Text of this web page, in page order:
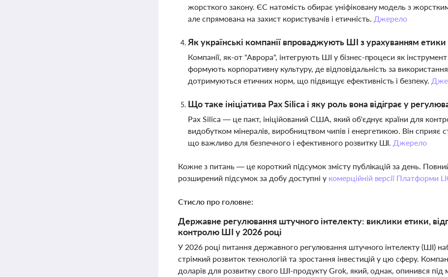
жорсткого закону. ЄС натомість обирає уніфіковану модель з
але спрямована на захист користувачів і етичність. Джерело
Як українські компанії впроваджують ШІ з урахуванням етики
Компанії, як-от "Аврора", інтегрують ШІ у бізнес-процеси як
формують корпоративну культуру, де відповідальність за
дотримуються етичних норм, що підвищує ефективність і безпеку.
Що таке ініціатива Pax Silica і яку роль вона відіграє у
Pax Silica — це пакт, ініційований США, який об'єднує країни для
видобутком мінералів, виробництвом чипів і енергетикою. Він сприяє
що важливо для безпечного і ефективного розвитку ШІ. Джерело
Кожне з питань — це короткий підсумок змісту публікацій за день.
розширений підсумок за добу доступні у комерційній версії Платформи
Стисло про головне:
Державне регулювання штучного інтелекту: виклики етики,
контролю ШІ у 2026 році
У 2026 році питання державного регулювання штучного інтелекту (ШІ)
стрімкий розвиток технологій та зростання інвестицій у цю сферу.
доларів для розвитку свого ШІ-продукту Grok, який, однак, опинився